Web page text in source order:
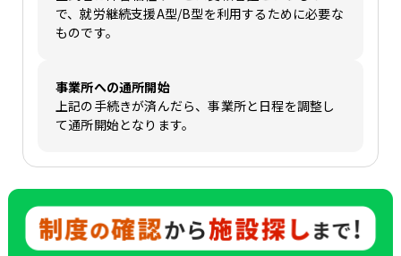
で、就労継続支援A型/B型を利用するために必要な
ものです。
事業所への通所開始
上記の手続きが済んだら、事業所と日程を調整し
て通所開始となります。